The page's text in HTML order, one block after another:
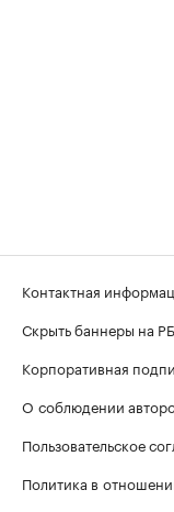
Контактная
Скрыть баннеры на
Корпоративная
О соблюдении
Пользовательское
Политика в